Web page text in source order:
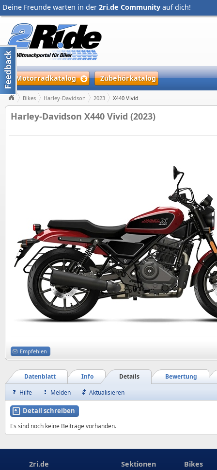
Deine Freunde warten in der 2ri.de Community auf dich!
Motorradkatalog Zubehörkatalog
Bikes Harley-Davidson 2023 X440 Vivid
Harley-Davidson X440 Vivid (2023)
Empfehlen
Bewertung
Details
Info
Datenblatt
Hilfe
Melden Aktualisieren
Detail schreiben
Es sind noch keine Beiträge vorhanden.
2ri.de Sektionen Bikes